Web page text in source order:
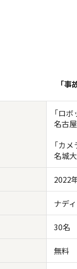
「
「ロ
名古
「カ
名城
2022
ナデ
30名
無料